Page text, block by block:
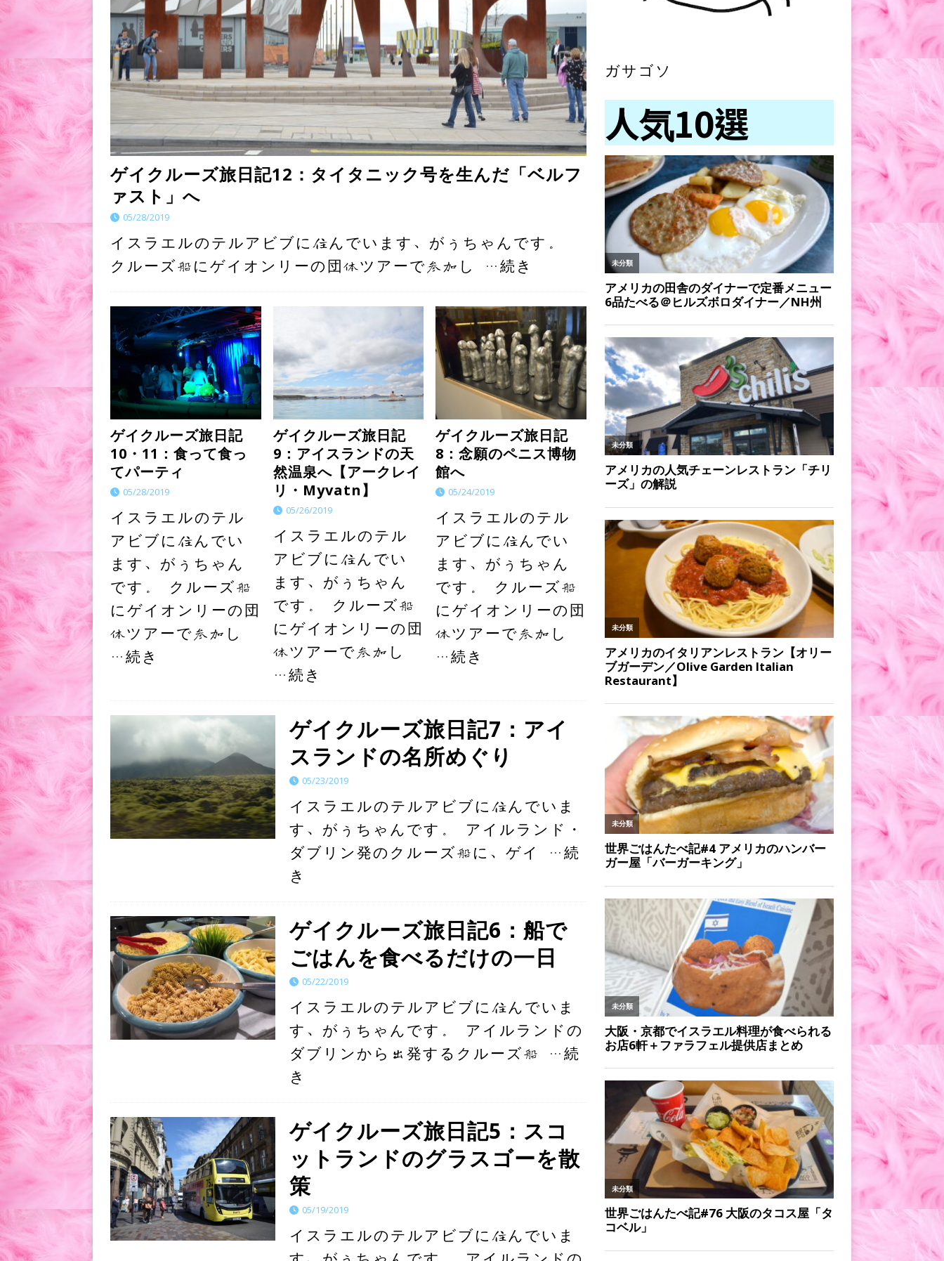
ゲイクルーズ旅日記12：タイタニック号を生んだ「ベルフ
ァスト」へ
05/28/2019
イスラエルのテルアビブに住んでいます、がぅちゃんです。
クルーズ船にゲイオンリーの団体ツアーで参加し
…続き
ゲイクルーズ旅日記
10・11：食って食っ
てパーティ
05/28/2019
イスラエルのテル
アビブに住んでい
ます、がぅちゃん
です。 クルーズ船
にゲイオンリーの団
体ツアーで参加し
…続き
ゲイクルーズ旅日記
9：アイスランドの天
然温泉へ【アークレイ
リ・Myvatn】
05/26/2019
イスラエルのテル
アビブに住んでい
ます、がぅちゃん
です。 クルーズ船
にゲイオンリーの団
体ツアーで参加し
…続き
ゲイクルーズ旅日記
8：念願のペニス博物
館へ
05/24/2019
イスラエルのテル
アビブに住んでい
ます、がぅちゃん
です。 クルーズ船
にゲイオンリーの団
体ツアーで参加し
…続き
ゲイクルーズ旅日記7：アイ
スランドの名所めぐり
05/23/2019
イスラエルのテルアビブに住んでいま
す、がぅちゃんです。 アイルランド・
ダブリン発のクルーズ船に、ゲイ
…続
き
ゲイクルーズ旅日記6：船で
ごはんを食べるだけの一日
05/22/2019
イスラエルのテルアビブに住んでいま
す、がぅちゃんです。 アイルランドの
ダブリンから出発するクルーズ船
…続
き
ゲイクルーズ旅日記5：スコ
ットランドのグラスゴーを散
策
05/19/2019
イスラエルのテルアビブに住んでいま
ガサゴソ
人気10選